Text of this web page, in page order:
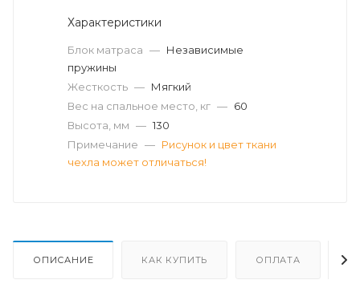
Характеристики
Блок матраса — Независимые
пружины
Жесткость — Мягкий
Вес на спальное место, кг — 60
Высота, мм — 130
Примечание — Рисунок и цвет ткани
чехла может отличаться!
ОПИСАНИЕ КАК КУПИТЬ ОПЛАТА